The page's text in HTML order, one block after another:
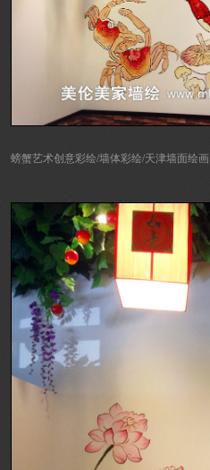
螃蟹艺术创意彩绘/墙体彩绘/天津墙面绘画